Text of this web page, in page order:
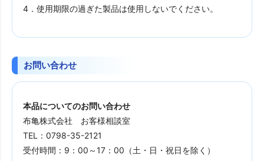
4．使用期限の過ぎた製品は使用しないでください。
お問い合わせ
本品についてのお問い合わせ
布亀株式会社 お客様相談室
TEL：0798-35-2121
受付時間：9：00～17：00（土・日・祝日を除く）